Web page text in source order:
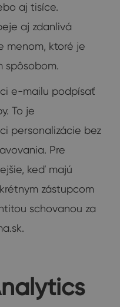
aj tisíce.
aj zdanlivá
menom, ktoré je
spôsobom.
e-mailu podpísať
To je
personalizácie bez
Pre
keď majú
zástupcom
schovanou za
.